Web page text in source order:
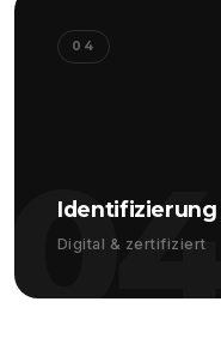
04
Digital & zertifiziert